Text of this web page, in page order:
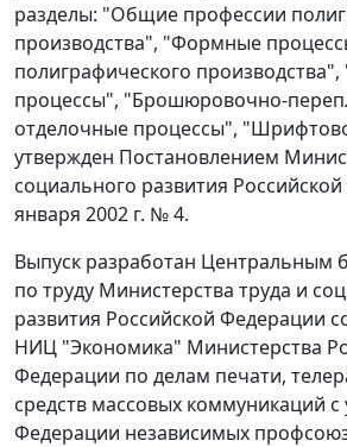
разделы: "Общие профессии
производства", "Формные
полиграфического
процессы", "Брошюровочно-
отделочные процессы",
утвержден Постановлением
социального развития
января 2002 г. № 4.
Выпуск разработан Центральным
по труду Министерства труда и
развития Российской Федерации
НИЦ "Экономика" Министерства
Федерации по делам печати,
средств массовых коммуникаций
Федерации независимых